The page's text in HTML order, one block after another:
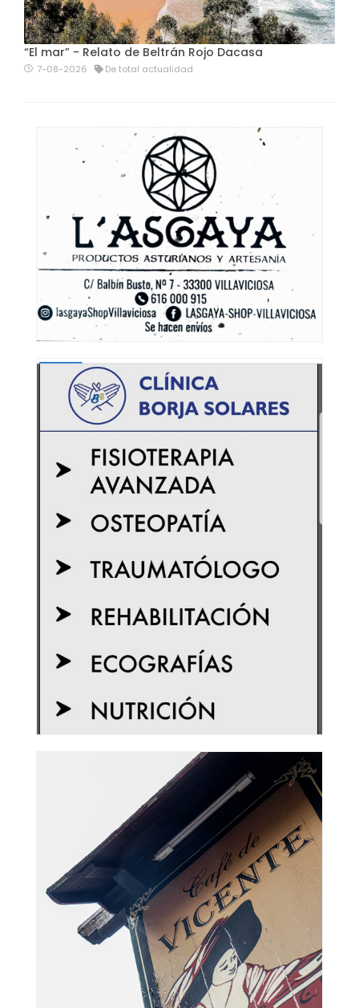
“El mar” - Relato de Beltrán Rojo Dacasa
7-08-2026 De total actualidad